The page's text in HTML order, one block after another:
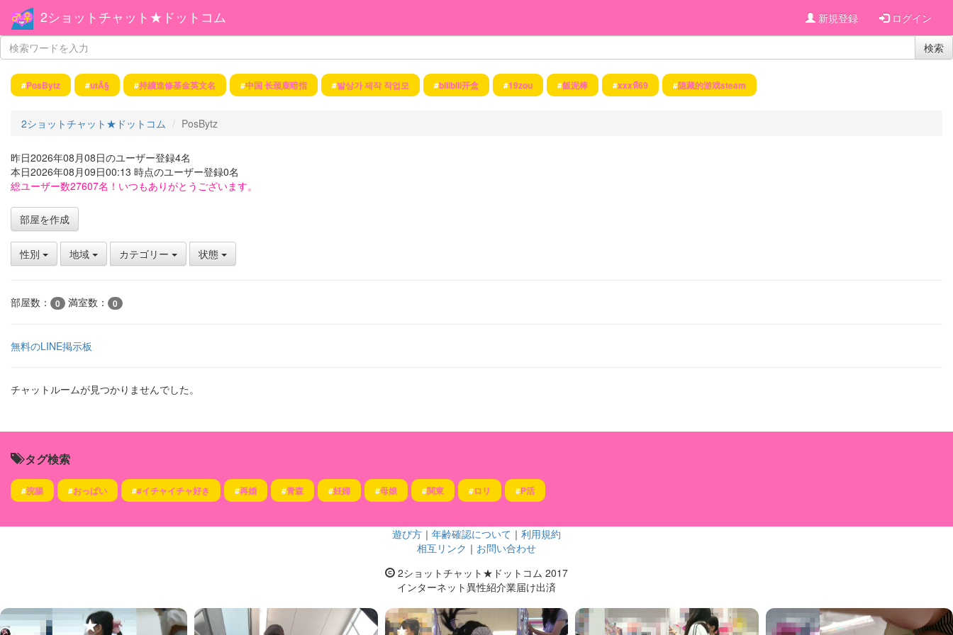
2ショットチャット★ドットコム 新規登録 ログイン
検索
#PosBytz #utÃ§ #持續進修基金英文名 #中国 长颈鹿暗指 #발상가 제작 작업모 #bilibili开盒 #19zou #飯泥棒 #xxxหี69 #隐藏的游戏steam
2ショットチャット★ドットコム PosBytz
昨日2026年08月08日のユーザー登録4名
本日2026年08月09日00:13 時点のユーザー登録0名
総ユーザー数27607名！いつもありがとうございます。
部屋を作成
性別 地域 カテゴリー 状態
部屋数： 0 満室数： 0
無料のLINE掲示板
チャットルームが見つかりませんでした。
タグ検索
#浣腸 #おっぱい ##イチャイチャ好き #再婚 #青森 #妊婦 #母娘 #関東 #ロリ #P活
遊び方 ｜ 年齢確認について ｜ 利用規約
相互リンク ｜ お問い合わせ
2ショットチャット★ドットコム 2017
インターネット異性紹介業届け出済